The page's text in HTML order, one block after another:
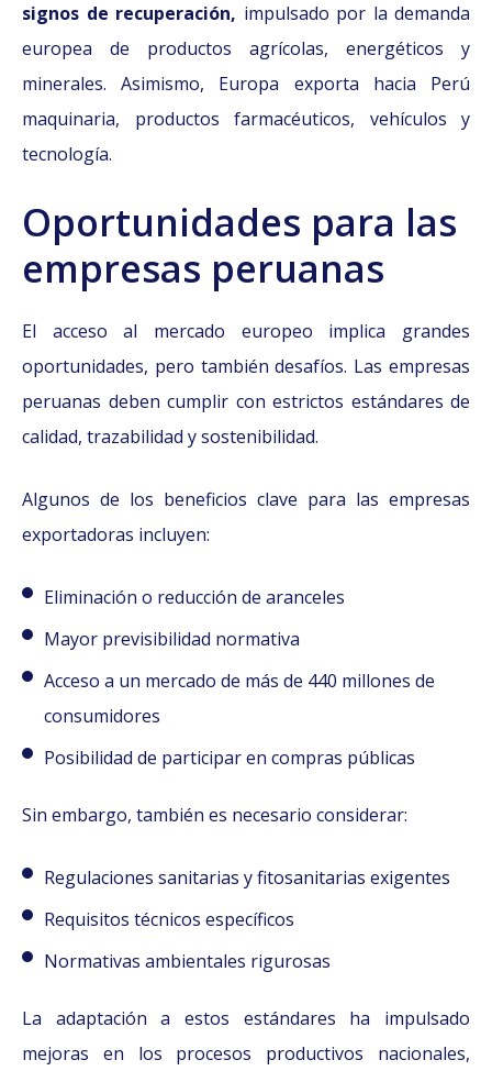
signos de recuperación, impulsado por la demanda
europea de productos agrícolas, energéticos y
minerales. Asimismo, Europa exporta hacia Perú
maquinaria, productos farmacéuticos, vehículos y
tecnología.
Oportunidades para las
empresas peruanas
El acceso al mercado europeo implica grandes
oportunidades, pero también desafíos. Las empresas
peruanas deben cumplir con estrictos estándares de
calidad, trazabilidad y sostenibilidad.
Algunos de los beneficios clave para las empresas
exportadoras incluyen:
Eliminación o reducción de aranceles
Mayor previsibilidad normativa
Acceso a un mercado de más de 440 millones de
consumidores
Posibilidad de participar en compras públicas
Sin embargo, también es necesario considerar:
Regulaciones sanitarias y fitosanitarias exigentes
Requisitos técnicos específicos
Normativas ambientales rigurosas
La adaptación a estos estándares ha impulsado
mejoras en los procesos productivos nacionales,